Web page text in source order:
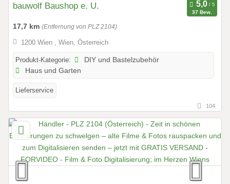
bauwolf Baushop e. U.
37 Bew.
17,7 km (Entfernung von PLZ 2104)
1200 Wien , Wien, Österreich
Produkt-Kategorie:
DIY und Bastelzubehör
Haus und Garten
Lieferservice
104